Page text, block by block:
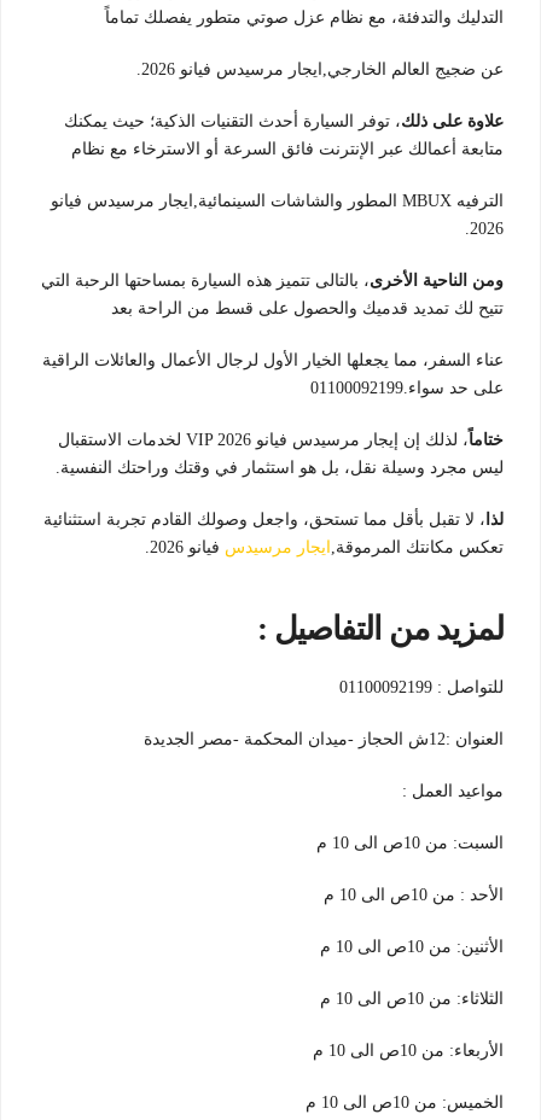
التدليك والتدفئة، مع نظام عزل صوتي متطور يفصلك تماماً
عن ضجيج العالم الخارجي,ايجار مرسيدس فيانو 2026.
علاوة على ذلك، توفر السيارة أحدث التقنيات الذكية؛ حيث يمكنك
متابعة أعمالك عبر الإنترنت فائق السرعة أو الاسترخاء مع نظام
الترفيه MBUX المطور والشاشات السينمائية,ايجار مرسيدس فيانو
2026.
ومن الناحية الأخرى، بالتالى تتميز هذه السيارة بمساحتها الرحبة التي
تتيح لك تمديد قدميك والحصول على قسط من الراحة بعد
عناء السفر، مما يجعلها الخيار الأول لرجال الأعمال والعائلات الراقية
على حد سواء.01100092199
ختاماً
، لذلك إن إيجار مرسيدس فيانو VIP 2026 لخدمات الاستقبال
ليس مجرد وسيلة نقل، بل هو استثمار في وقتك وراحتك النفسية.
لذا ، لا تقبل بأقل مما تستحق، واجعل وصولك القادم تجربة استثنائية
تعكس مكانتك المرموقة, ايجار مرسيدس فيانو 2026.
لمزيد من التفاصيل :
للتواصل : 01100092199
العنوان :12ش الحجاز -ميدان المحكمة -مصر الجديدة
مواعيد العمل :
السبت: من 10ص الى 10 م
الأحد : من 10ص الى 10 م
الأثنين: من 10ص الى 10 م
الثلاثاء: من 10ص الى 10 م
الأربعاء: من 10ص الى 10 م
الخميس: من 10ص الى 10 م